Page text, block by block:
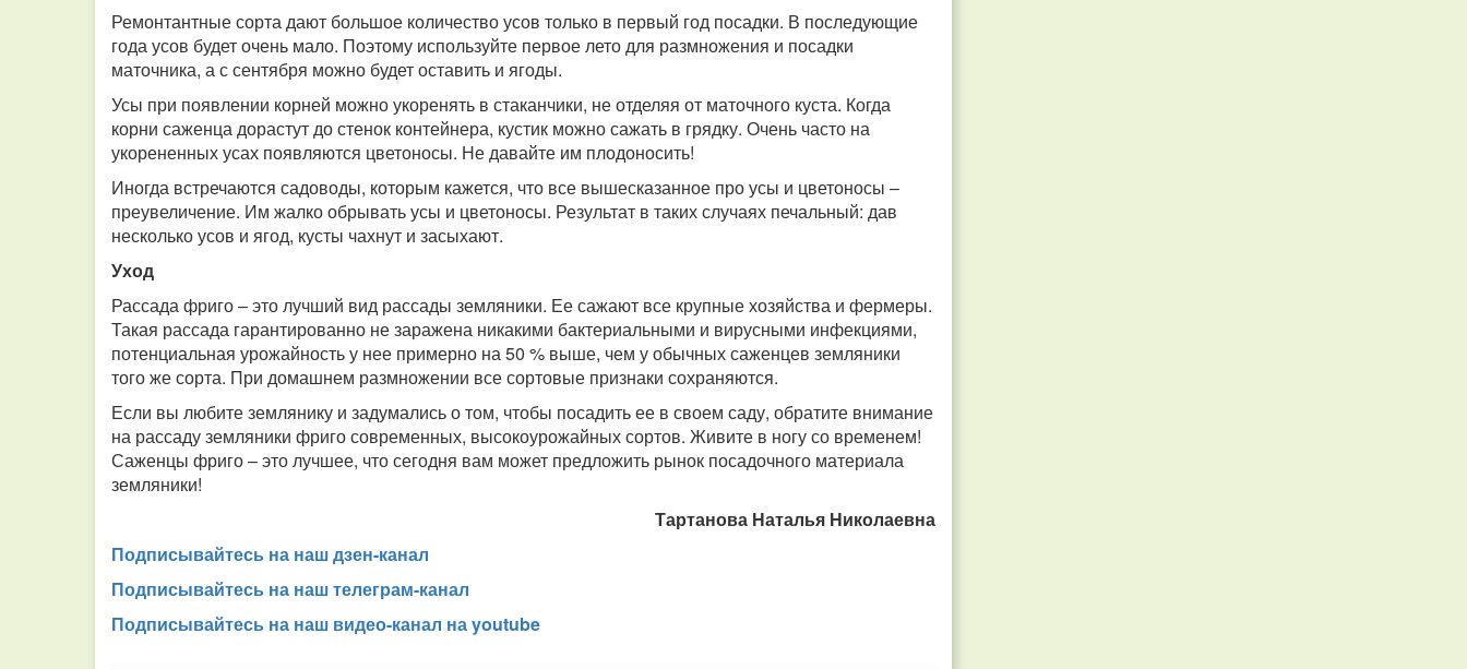
Ремонтантные сорта дают большое количество усов только в первый год посадки. В последующие
года усов будет очень мало. Поэтому используйте первое лето для размножения и посадки
маточника, а с сентября можно будет оставить и ягоды.
Усы при появлении корней можно укоренять в стаканчики, не отделяя от маточного куста. Когда
корни саженца дорастут до стенок контейнера, кустик можно сажать в грядку. Очень часто на
укорененных усах появляются цветоносы. Не давайте им плодоносить!
Иногда встречаются садоводы, которым кажется, что все вышесказанное про усы и цветоносы –
преувеличение. Им жалко обрывать усы и цветоносы. Результат в таких случаях печальный: дав
несколько усов и ягод, кусты чахнут и засыхают.
Уход
Рассада фриго – это лучший вид рассады земляники. Ее сажают все крупные хозяйства и фермеры.
Такая рассада гарантированно не заражена никакими бактериальными и вирусными инфекциями,
потенциальная урожайность у нее примерно на 50 % выше, чем у обычных саженцев земляники
того же сорта. При домашнем размножении все сортовые признаки сохраняются.
Если вы любите землянику и задумались о том, чтобы посадить ее в своем саду, обратите внимание
на рассаду земляники фриго современных, высокоурожайных сортов. Живите в ногу со временем!
Саженцы фриго – это лучшее, что сегодня вам может предложить рынок посадочного материала
земляники!
Тартанова Наталья Николаевна
Подписывайтесь на наш дзен-канал
Подписывайтесь на наш телеграм-канал
Подписывайтесь на наш видео-канал на youtube